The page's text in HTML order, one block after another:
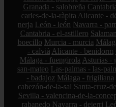
Granada - salobreña
carles-de-la-ràpita Alicante -
nerja León - león Navarra -
Cantabria - el-astillero
boecillo Murcia - murcia
- calvià Alicante - benidorm
Málaga - fuengirola Asturias -
san-mateo Las-palmas - las-
- badajoz Málaga - frigiliana
cabezón-de-la-sal Santa-cruz-
Sevilla - valencina-de-la-
rabanedo Navarra - deierri